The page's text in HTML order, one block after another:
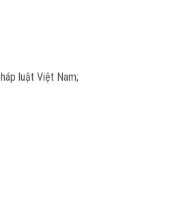
luật Việt Nam;